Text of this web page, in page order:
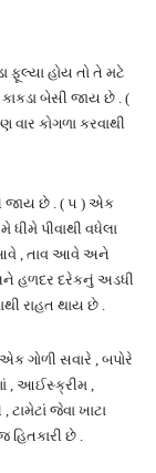
ફૂલ્યા હોય તો તે મટે
બેસી જાય છે . (
વાર કોગળા કરવાથી
જાય છે . ( ૫ ) એક
પીવાથી વધેલા
આવે , તાવ આવે અને
અને હળદર દરેકનું અડધી
રાહત થાય છે .
ગોળી સવારે , બપોરે
, આઈસ્ક્રીમ ,
જેવા ખાટા
હિતકારી છે .